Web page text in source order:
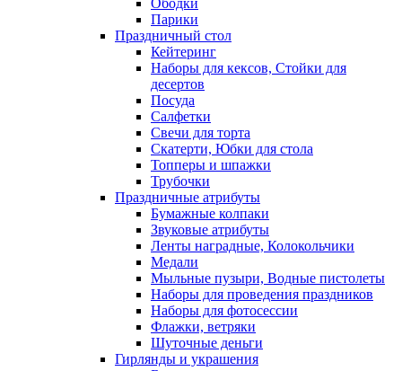
Ободки
Парики
Праздничный стол
Кейтеринг
Наборы для кексов, Стойки для
десертов
Посуда
Салфетки
Свечи для торта
Скатерти, Юбки для стола
Топперы и шпажки
Трубочки
Праздничные атрибуты
Бумажные колпаки
Звуковые атрибуты
Ленты наградные, Колокольчики
Медали
Мыльные пузыри, Водные пистолеты
Наборы для проведения праздников
Наборы для фотосессии
Флажки, ветряки
Шуточные деньги
Гирлянды и украшения